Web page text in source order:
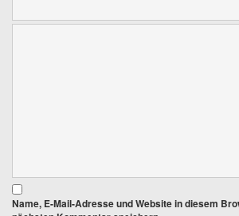
Name, E-Mail-Adresse und Website in diesem